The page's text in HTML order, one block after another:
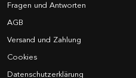
Fragen und Antworten
AGB
Versand und Zahlung
Cookies
Datenschutzerklärung